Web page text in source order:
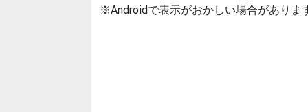
※Androidで表示がおかしい場合があり